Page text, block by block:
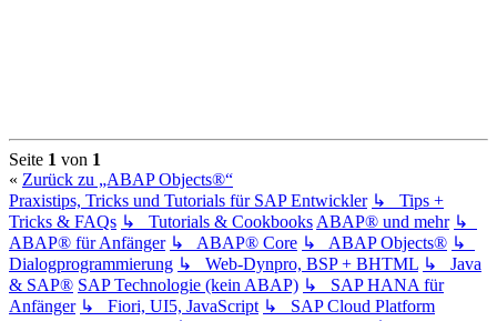
Seite 1 von 1
« Zurück zu „ABAP Objects®“
Praxistips, Tricks und Tutorials für SAP Entwickler ↳ Tips +
Tricks & FAQs ↳ Tutorials & Cookbooks ABAP® und mehr ↳
ABAP® für Anfänger ↳ ABAP® Core ↳ ABAP Objects® ↳
Dialogprogrammierung ↳ Web-Dynpro, BSP + BHTML ↳ Java
& SAP® SAP Technologie (kein ABAP) ↳ SAP HANA für
Anfänger ↳ Fiori, UI5, JavaScript ↳ SAP Cloud Platform